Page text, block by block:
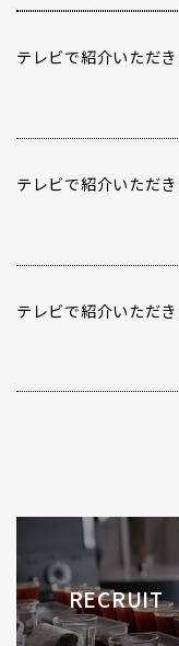
テレビで紹介いただ
テレビで紹介いただ
テレビで紹介いただ
RECRUIT